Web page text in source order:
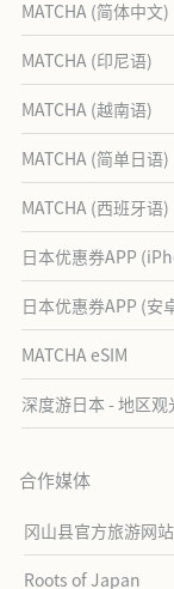
MATCHA (简体中文)
MATCHA (印尼语)
MATCHA (越南语)
MATCHA (简单日语)
MATCHA (西班牙语)
日本优惠券APP
日本优惠券APP (安
MATCHA eSIM
深度游日本 - 地区观
合作媒体
冈山县官方旅游网站
Roots of Japan